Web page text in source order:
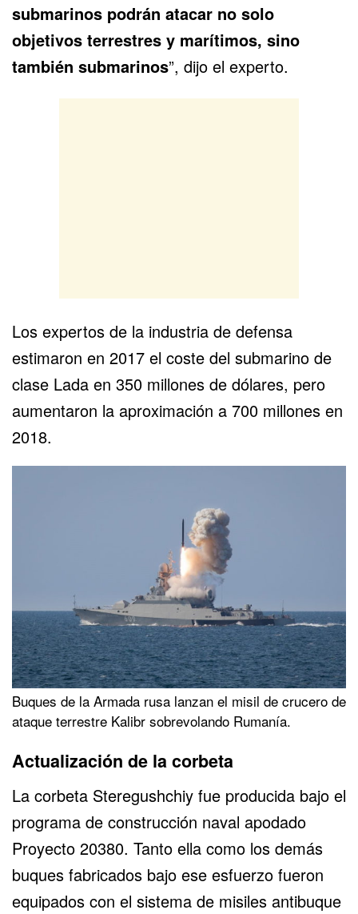
submarinos podrán atacar no solo
objetivos terrestres y marítimos, sino
también submarinos”, dijo el experto.
Los expertos de la industria de defensa
estimaron en 2017 el coste del submarino de
clase Lada en 350 millones de dólares, pero
aumentaron la aproximación a 700 millones en
2018.
Buques de la Armada rusa lanzan el misil de crucero de
ataque terrestre Kalibr sobrevolando Rumanía.
Actualización de la corbeta
La corbeta Steregushchiy fue producida bajo el
programa de construcción naval apodado
Proyecto 20380. Tanto ella como los demás
buques fabricados bajo ese esfuerzo fueron
equipados con el sistema de misiles antibuque